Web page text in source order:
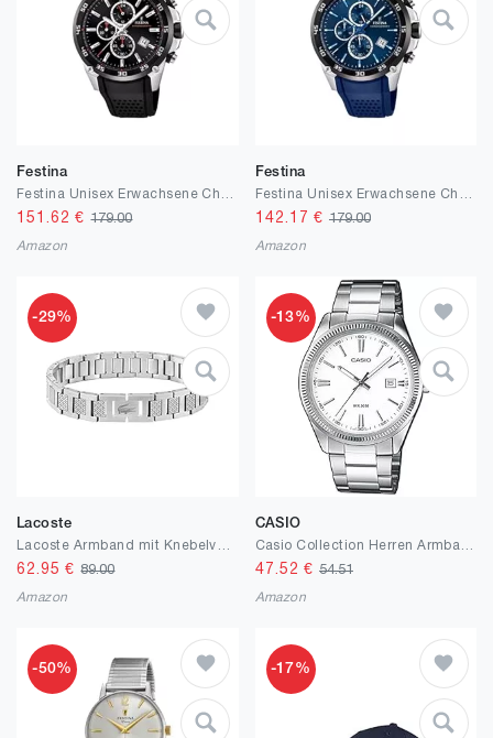
Festina
151.62 €179.00
Amazon
Festina
142.17 € 179.00
Amazon
-29%
Lacoste
62.95 €89.00
Amazon
-13%
CASIO
47.52 € 54.51
Amazon
-50% -17%